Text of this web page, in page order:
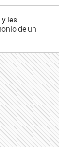
y les
de un